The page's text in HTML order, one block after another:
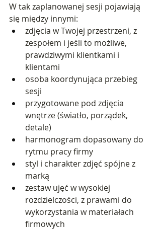
W tak zaplanowanej sesji pojawiają
się między innymi:
zdjęcia w Twojej przestrzeni, z
zespołem i jeśli to możliwe,
prawdziwymi klientkami i
klientami
osoba koordynująca przebieg
sesji
przygotowane pod zdjęcia
wnętrze (światło, porządek,
detale)
harmonogram dopasowany do
rytmu pracy firmy
styl i charakter zdjęć spójne z
marką
zestaw ujęć w wysokiej
rozdzielczości, z prawami do
wykorzystania w materiałach
firmowych